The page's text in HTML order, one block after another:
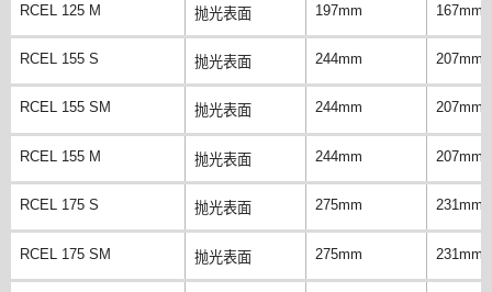
RCEL 125 M 抛光表面 197mm 167mm
RCEL 155 S 抛光表面 244mm 207mm
RCEL 155 SM 抛光表面 244mm 207mm
RCEL 155 M 抛光表面 244mm 207mm
RCEL 175 S 抛光表面 275mm 231mm
RCEL 175 SM 抛光表面 275mm 231mm